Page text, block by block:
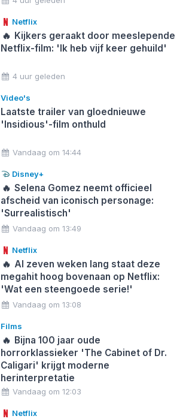
Netflix
🔥 Kijkers geraakt door meeslepende
Netflix-film: 'Ik heb vijf keer gehuild'
4 uur geleden
Video's
Laatste trailer van gloednieuwe
'Insidious'-film onthuld
Vandaag om 14:44
Disney+
🔥 Selena Gomez neemt officieel
afscheid van iconisch personage:
'Surrealistisch'
Vandaag om 13:49
Netflix
🔥 Al zeven weken lang staat deze
megahit hoog bovenaan op Netflix:
'Wat een steengoede serie!'
Vandaag om 13:08
Films
🔥 Bijna 100 jaar oude
horrorklassieker 'The Cabinet of Dr.
Caligari' krijgt moderne
herinterpretatie
Vandaag om 12:03
Netflix